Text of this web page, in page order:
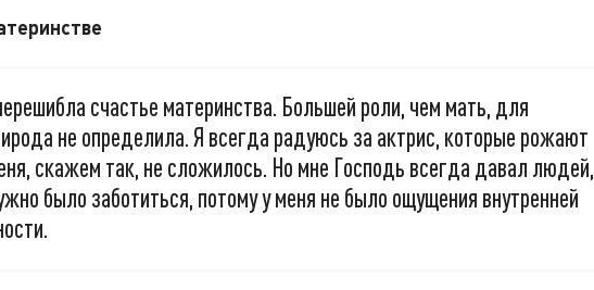
счастье материнства. Большей роли, чем мать, для
не определила. Я всегда радуюсь за актрис, которые рожают
скажем так, не сложилось. Но мне Господь всегда давал людей,
было заботиться, потому у меня не было ощущения внутренней